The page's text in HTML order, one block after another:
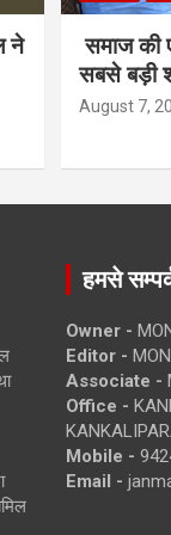
ने
समाज की
सबसे बड़ी
August 7,
हमसे
Owner -
Editor -
Associate -
Office -
Mobile -
Email -